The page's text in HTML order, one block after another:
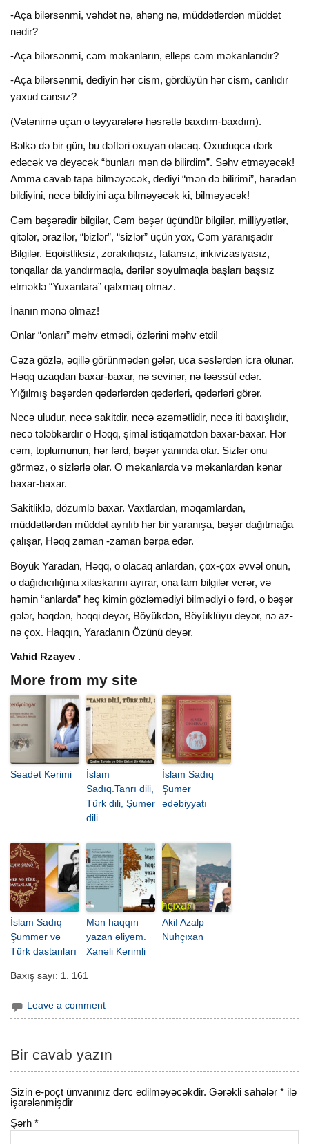
-Aça bilərsənmi, vəhdət nə, ahəng nə, müddətlərdən müddət
nədir?
-Aça bilərsənmi, cəm məkanların, elleps cəm məkanlarıdır?
-Aça bilərsənmi, dediyin hər cism, gördüyün hər cism, canlıdır
yaxud cansız?
(Vətənimə uçan o təyyarələrə həsrətlə baxdım-baxdım).
Bəlkə də bir gün, bu dəftəri oxuyan olacaq. Oxuduqca dərk
edəcək və deyəcək “bunları mən də bilirdim”. Səhv etməyəcək!
Amma cavab tapa bilməyəcək, dediyi “mən də bilirimi”, haradan
bildiyini, necə bildiyini aça bilməyəcək ki, bilməyəcək!
Cəm bəşərədir bilgilər, Cəm bəşər üçündür bilgilər, milliyyətlər,
qitələr, ərazilər, “bizlər”, “sizlər” üçün yox, Cəm yaranışadır
Bilgilər. Eqoistliksiz, zorakılıqsız, fatansız, inkivizasiyasız,
tonqallar da yandırmaqla, dərilər soyulmaqla başları başsız
etməklə “Yuxarılara” qalxmaq olmaz.
İnanın mənə olmaz!
Onlar “onları” məhv etmədi, özlərini məhv etdi!
Cəza gözlə, əqillə görünmədən gələr, uca səslərdən icra olunar.
Həqq uzaqdan baxar-baxar, nə sevinər, nə təəssüf edər.
Yığılmış bəşərdən qədərlərdən qədərləri, qədərləri görər.
Necə uludur, necə sakitdir, necə əzəmətlidir, necə iti baxışlıdır,
necə tələbkardır o Həqq, şimal istiqamətdən baxar-baxar. Hər
cəm, toplumunun, hər fərd, bəşər yanında olar. Sizlər onu
görməz, o sizlərlə olar. O məkanlarda və məkanlardan kənar
baxar-baxar.
Sakitliklə, dözumlə baxar. Vaxtlardan, məqamlardan,
müddətlərdən müddət ayrılıb hər bir yaranışa, bəşər dağıtmağa
çalışar, Həqq zaman -zaman bərpa edər.
Böyük Yaradan, Həqq, o olacaq anlardan, çox-çox əvvəl onun,
o dağıdıcılığına xilaskarını ayırar, ona tam bilgilər verər, və
həmin “anlarda” heç kimin gözləmədiyi bilmədiyi o fərd, o bəşər
gələr, həqdən, həqqi deyər, Böyükdən, Böyüklüyu deyər, nə az-
nə çox. Haqqın, Yaradanın Özünü deyər.
Vahid Rzayev.
More from my site
Səadət Kərimi
İslam
Sadıq.Tanrı dili,
Türk dili, Şumer
dili
İslam Sadıq
Şumer
ədəbiyyatı
İslam Sadıq
Şummer və
Türk dastanları
Mən haqqın
yazan əliyəm.
Xanəli Kərimli
Akif Azalp –
Nuhçıxan
Baxış sayı: 1. 161
Leave a comment
Bir cavab yazın
Sizin e-poçt ünvanınız dərc edilməyəcəkdir. Gərəkli sahələr* ilə
işarələnmişdir
Şərh*